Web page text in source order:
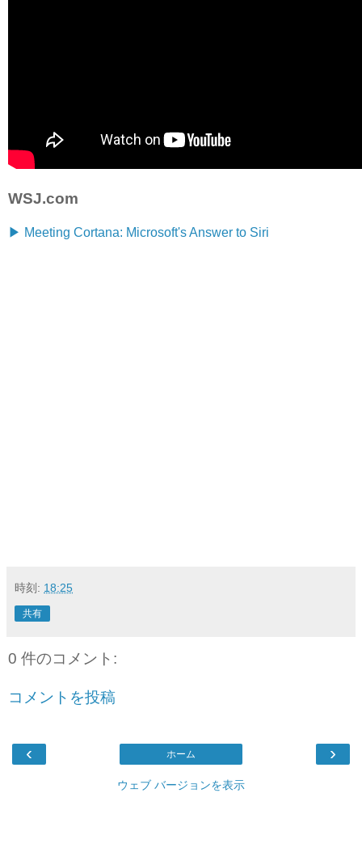
WSJ.com
▶ Meeting Cortana: Microsoft's Answer to Siri
時刻: 18:25
共有
0 件のコメント:
コメントを投稿
‹ ›
ホーム
ウェブ バージョンを表示